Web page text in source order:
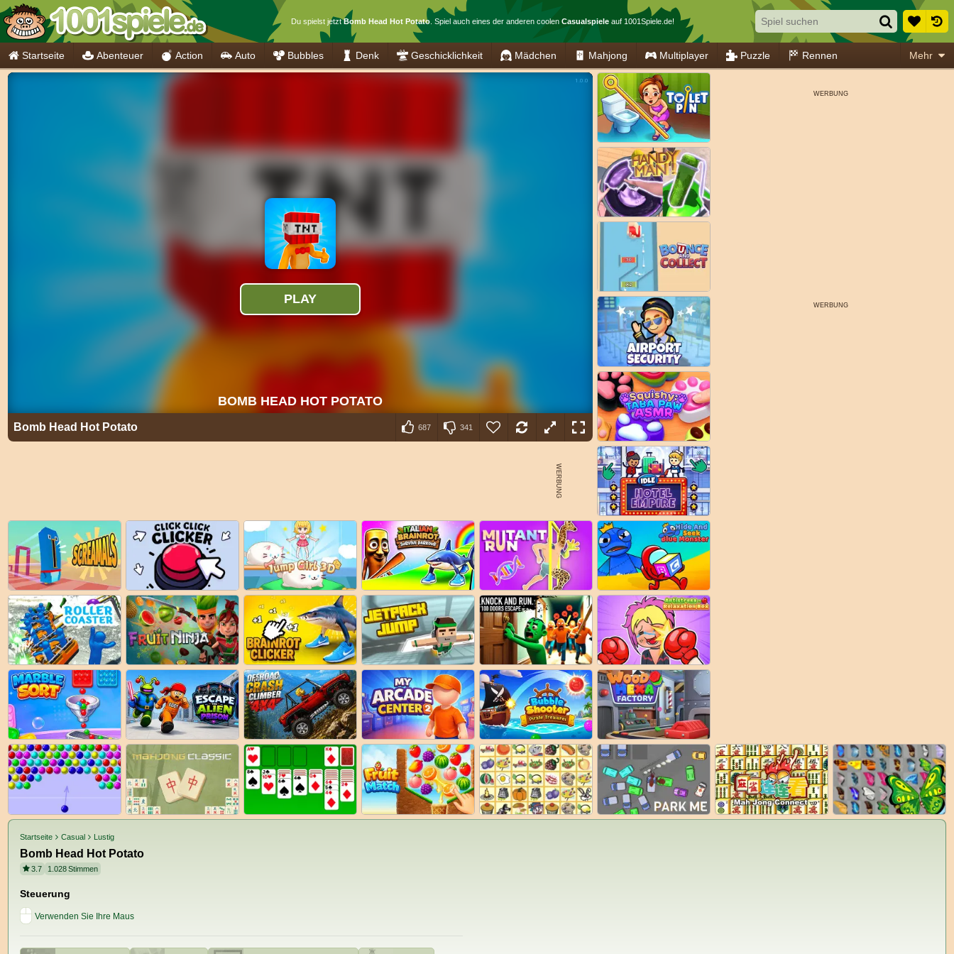
Du spielst jetztBomb Head Hot Potato. Spiel auch eines der anderen coolen Casualspieleauf 1001Spiele.de!
Startseite Abenteuer Action Auto Bubbles Denk Geschicklichkeit Mädchen Mahjong Multiplayer Puzzle Rennen Mehr
Bomb Head Hot Potato 687 341
Startseite Casual Lustig
Bomb Head Hot Potato
3.7 1.028Stimmen
Steuerung
Verwenden Sie Ihre Maus